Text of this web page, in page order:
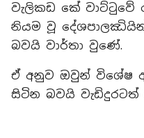
වැලිකඩ කේ වාට්ටුවේ
නියම වූ
බවයි වාර්තා වුණේ.
ඒ අනුව ඔවුන් විශේෂ
සිටින බවයි වැඩිදුරටත්